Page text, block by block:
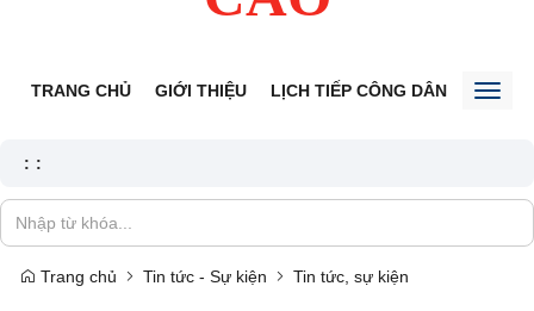
TRANG CHỦ GIỚI THIỆU LỊCH TIẾP CÔNG DÂN TIN
: :
Trang chủ Tin tức - Sự kiện Tin tức, sự kiện